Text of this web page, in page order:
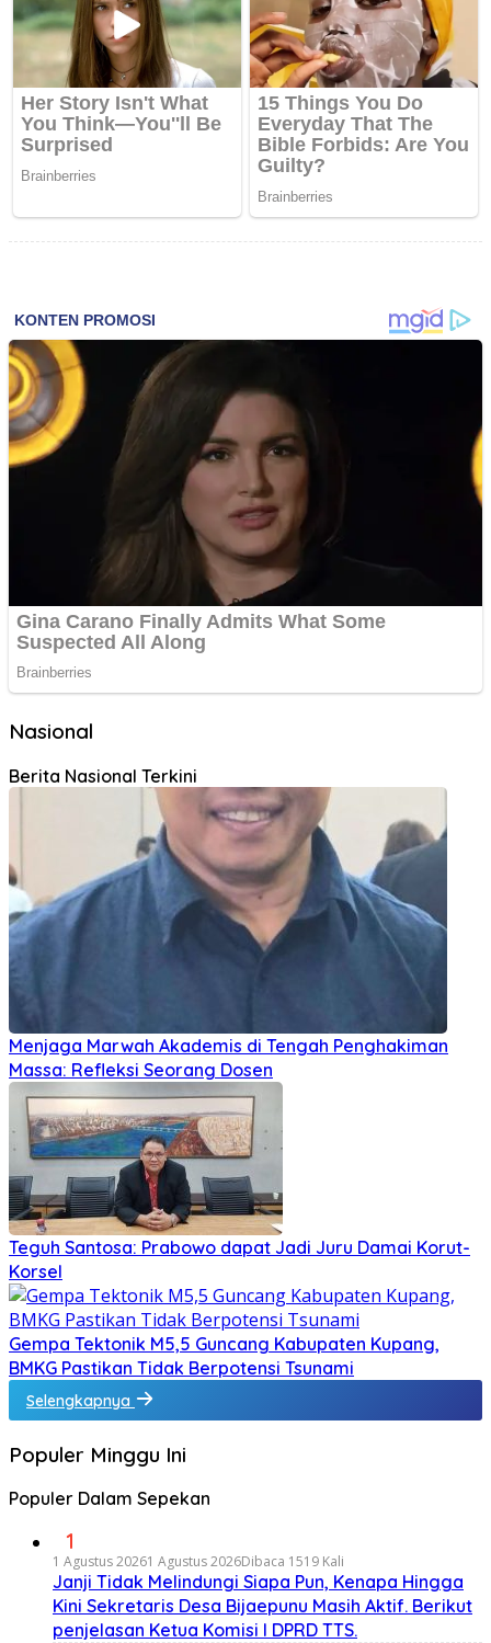
Nasional
Berita Nasional Terkini
Menjaga Marwah Akademis di Tengah Penghakiman
Massa: Refleksi Seorang Dosen
Teguh Santosa: Prabowo dapat Jadi Juru Damai Korut-
Korsel
Gempa Tektonik M5,5 Guncang Kabupaten Kupang,
BMKG Pastikan Tidak Berpotensi Tsunami
Selengkapnya
Populer Minggu Ini
Populer Dalam Sepekan
1
1 Agustus 20261 Agustus 2026Dibaca 1519 Kali
Janji Tidak Melindungi Siapa Pun, Kenapa Hingga
Kini Sekretaris Desa Bijaepunu Masih Aktif. Berikut
penjelasan Ketua Komisi I DPRD TTS.